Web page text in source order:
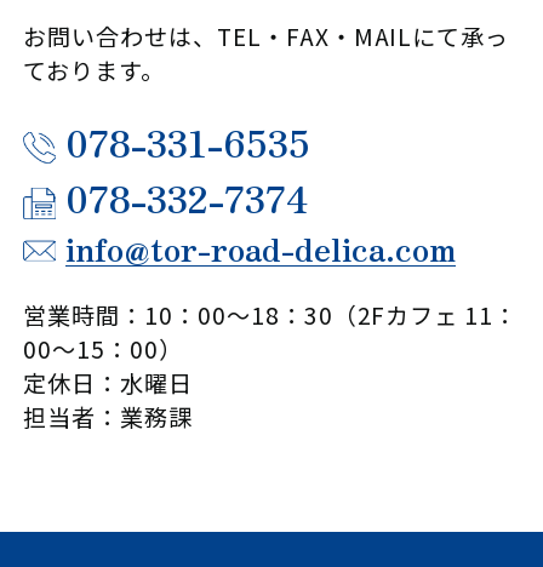
お問い合わせは、TEL・FAX・MAILにて承っ
ております。
078-331-6535
078-332-7374
info@tor-road-delica.com
営業時間：10：00～18：30（2Fカフェ 11：
00～15：00）
定休日：水曜日
担当者：業務課